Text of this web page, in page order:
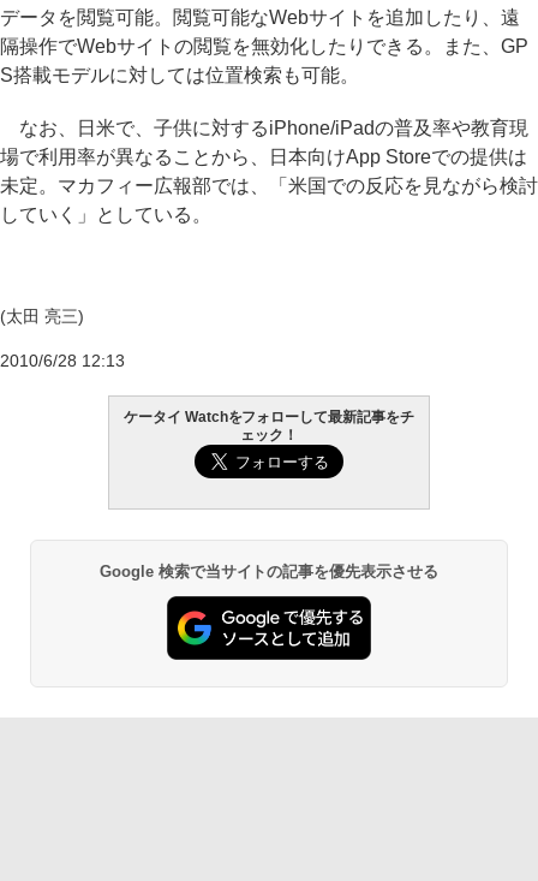
データを閲覧可能。閲覧可能なWebサイトを追加したり、遠
隔操作でWebサイトの閲覧を無効化したりできる。また、GP
S搭載モデルに対しては位置検索も可能。
なお、日米で、子供に対するiPhone/iPadの普及率や教育現
場で利用率が異なることから、日本向けApp Storeでの提供は
未定。マカフィー広報部では、「米国での反応を見ながら検討
していく」としている。
(太田 亮三)
2010/6/28 12:13
ケータイ Watchをフォローして最新記事をチ
ェック！
Google 検索で当サイトの記事を優先表示させる